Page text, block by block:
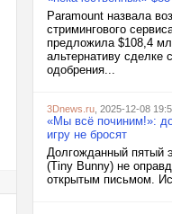
Paramount назвала
стримингового
предложила $108,4
альтернативу сделке
одобрения...
3Dnews.ru , 2025-12-08
«Мы всё починим!»:
игру не бросят
Долгожданный пятый
(Tiny Bunny) не
открытым письмом.